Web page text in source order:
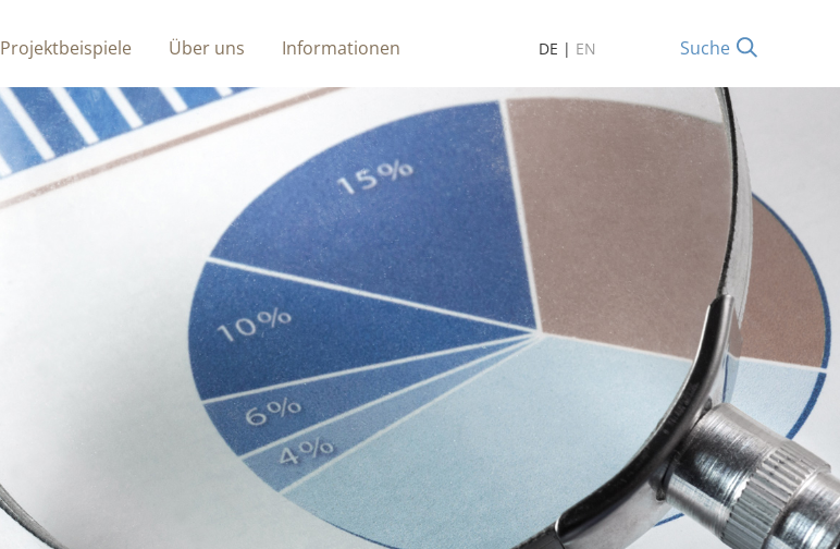
Projektbeispiele Über uns Informationen DE | EN Suche